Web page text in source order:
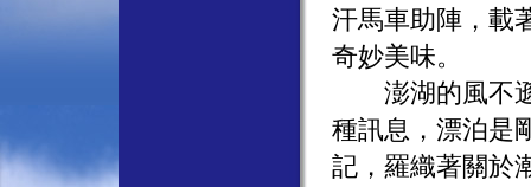
汗馬車助陣，載
奇妙美味。
澎湖的風不遜
種訊息，漂泊是
記，羅織著關於